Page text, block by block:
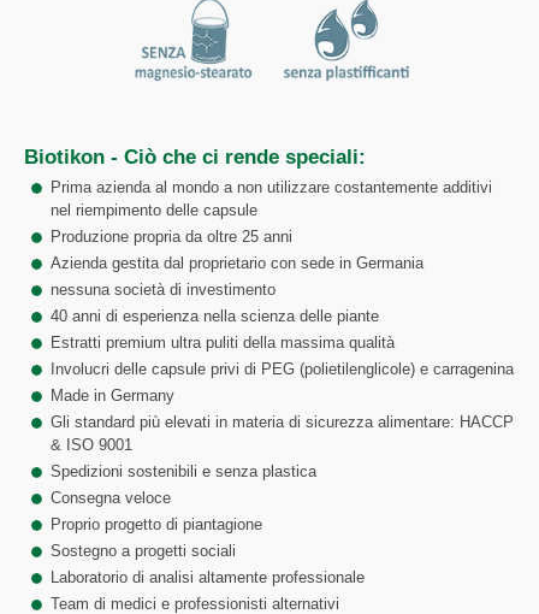
Biotikon - Ciò che ci rende speciali:
Prima azienda al mondo a non utilizzare costantemente additivi
nel riempimento delle capsule
Produzione propria da oltre 25 anni
Azienda gestita dal proprietario con sede in Germania
nessuna società di investimento
40 anni di esperienza nella scienza delle piante
Estratti premium ultra puliti della massima qualità
Involucri delle capsule privi di PEG (polietilenglicole) e carragenina
Made in Germany
Gli standard più elevati in materia di sicurezza alimentare: HACCP
& ISO 9001
Spedizioni sostenibili e senza plastica
Consegna veloce
Proprio progetto di piantagione
Sostegno a progetti sociali
Laboratorio di analisi altamente professionale
Team di medici e professionisti alternativi